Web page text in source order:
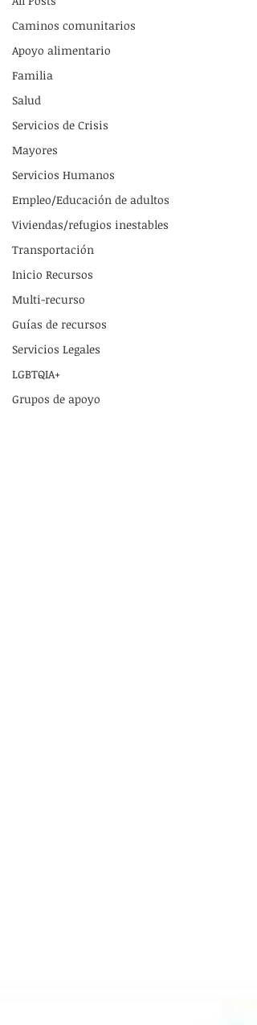
Caminos comunitarios
Apoyo alimentario
Familia
Salud
Servicios de Crisis
Mayores
Servicios Humanos
Empleo/Educación de adultos
Viviendas/refugios inestables
Transportación
Inicio Recursos
Multi-recurso
Guías de recursos
Servicios Legales
LGBTQIA+
Grupos de apoyo